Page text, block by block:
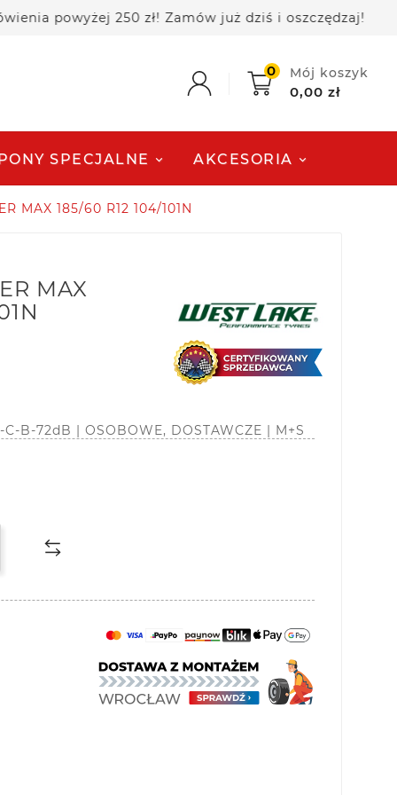
250 zł! Zamów już dziś i oszczędzaj!
0 Mój koszyk
0,00 zł
SPECJALNE AKCESORIA
MAX 185/60 R12 104/101N
MAX
B-72dB | OSOBOWE, DOSTAWCZE | M+S